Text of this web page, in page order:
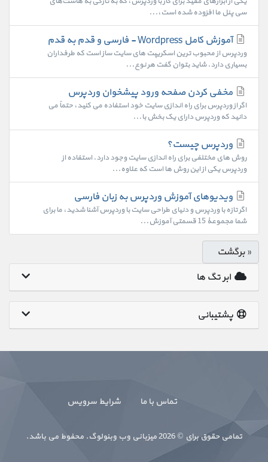
سی پنل ما افزوده شده است،...
آموزش کامل Wordpress - فارسی و قدم به قدم
وردپرس از محبوب ترین اسکریپت های سایت ساز است که طرفداران
بسیاری دارد. شاید بتوان گفت هر نوع...
مخفی کردن صفحه ورود پیشخوان وردپرس
اگر از وردپرس برای راه اندازی سایت خود استفاده می کنید، حتماً می
دانید که وردپرس دارای یک بخش با...
وردپرس چیست؟
روش های مختلفی برای راه اندازی سایت وجود دارد. استفاده از
وردپرس یکی از این روش ها است که علاوه...
ویدیوهای آموزش وردپرس به زبان فارسی
اگر تازه با وردپرس و دنیای طراحی سایت با وردپرس آشنا شدید، ما برای
شما مجموعۀ 15 قسمتی آموزش...
« برگشت
ابر تگ ها
پشتیبانی
تماس با ما شرایط سرویس
تمامی حقوق برای © 2026 میزبانی وب وبنولوگ. محفوط می باشد.